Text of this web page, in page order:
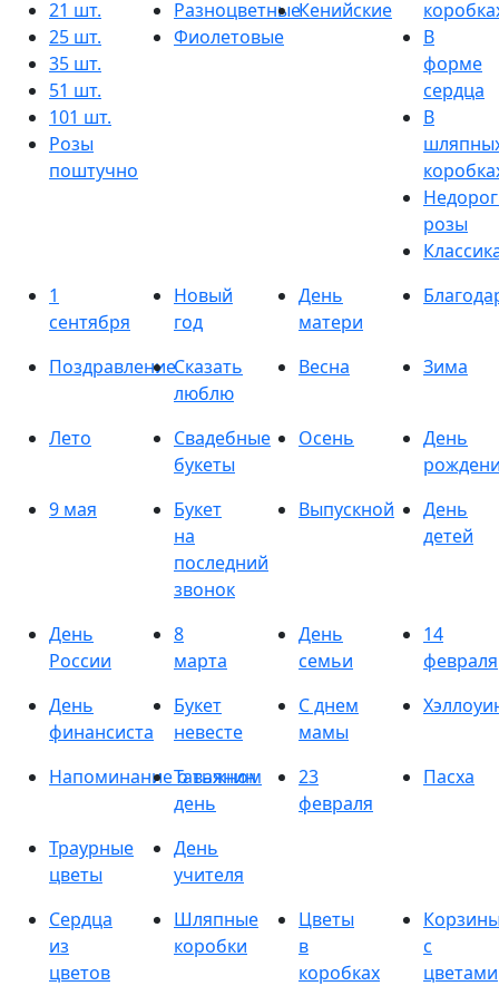
21 шт.
25 шт.
35 шт.
51 шт.
101 шт.
Розы
поштучно
Разноцветные
Фиолетовые
Кенийские
В
форме
сердца
В
розы
1
сентября
Новый
год
День
матери
ПоздравлениеСказать
люблю
Весна Зима
Лето
Свадебные
букеты
Осень
День
9 мая
Букет
на
последний
звонок
Выпускной
День
детей
День
России
8
марта
День
семьи
14
февраля
День
финансиста
Букет
невесте
С днем
мамы
Напоминание о важном
Татьянин
день
23
февраля
Пасха
Траурные
цветы
День
учителя
Сердца
из
цветов
Шляпные
коробки
Цветы
в
коробках
с
цветами